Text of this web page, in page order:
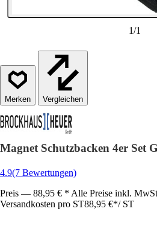
1/1
Vergleichen
Magnet Schutzbacken 4er Set
4.9(7 Bewertungen)
Preis — 88,95 € * Alle Preise inkl.
Versandkosten pro ST88,95 €*/ ST